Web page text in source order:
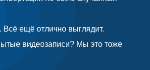
ещё отлично выглядит.
видеозаписи? Мы это тоже